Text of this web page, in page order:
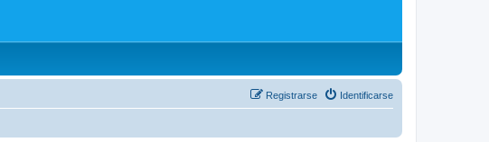
Identificarse
Registrarse